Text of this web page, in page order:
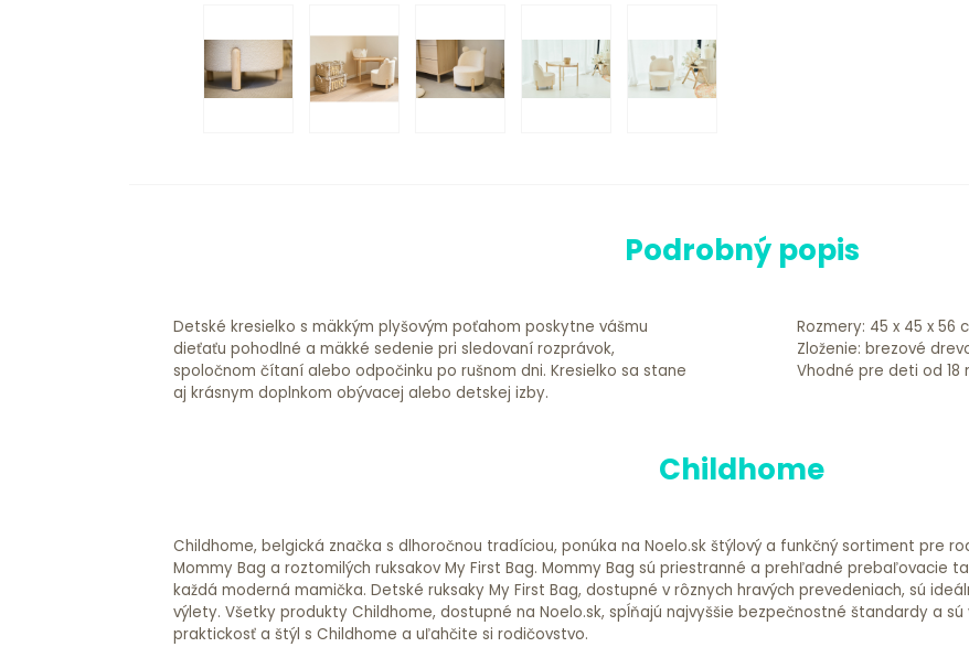
Podrobný popis
Detské kresielko s mäkkým plyšovým poťahom poskytne vášmu
dieťaťu pohodlné a mäkké sedenie pri sledovaní rozprávok,
spoločnom čítaní alebo odpočinku po rušnom dni. Kresielko sa stane
aj krásnym doplnkom obývacej alebo detskej izby.
Rozmery: 45 x 45 x 56
Zloženie: brezové
Vhodné pre deti od 18
Childhome
Childhome, belgická značka s dlhoročnou tradíciou, ponúka na Noelo.sk štýlový a funkčný sortiment pre
Mommy Bag a roztomilých ruksakov My First Bag. Mommy Bag sú priestranné a prehľadné prebaľovacie
každá moderná mamička. Detské ruksaky My First Bag, dostupné v rôznych hravých prevedeniach, sú
výlety. Všetky produkty Childhome, dostupné na Noelo.sk, spĺňajú najvyššie bezpečnostné štandardy a
praktickosť a štýl s Childhome a uľahčite si rodičovstvo.